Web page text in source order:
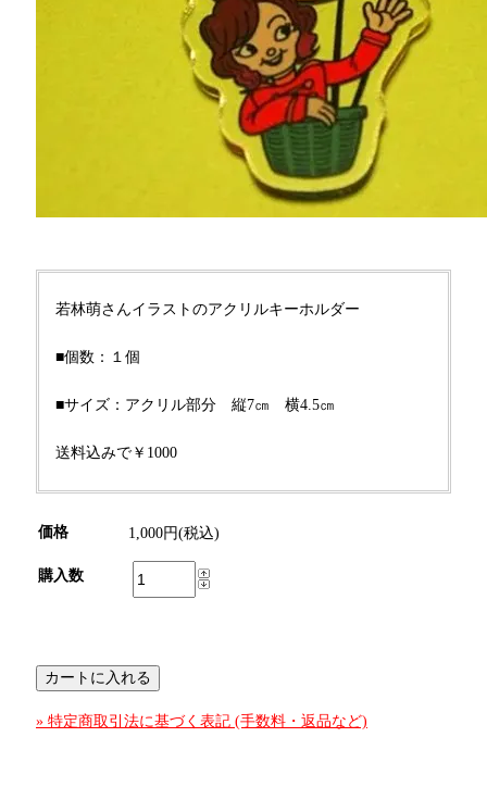
若林萌さんイラストのアクリルキーホルダー
■個数：１個
■サイズ：アクリル部分 縦7㎝ 横4.5㎝
送料込みで￥1000
価格 1,000円(税込)
購入数
» 特定商取引法に基づく表記 (手数料・返品など)